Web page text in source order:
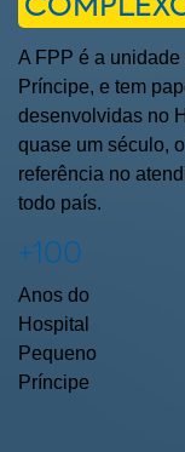
A FPP é a
Príncipe, e tem
desenvolvidas no
quase um século,
referência no
todo país.
+100
Anos do
Hospital
Pequeno
Príncipe